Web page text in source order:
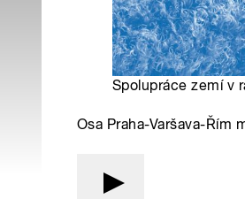
Spolupráce zemí v
Osa Praha-Varšava-Řím